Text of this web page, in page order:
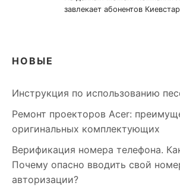
НОВЫЕ
Инструкция по использованию
Ремонт проекторов Acer:
оригинальных комплектующих
Верификация номера телефона.
Почему опасно вводить свой
авторизации?